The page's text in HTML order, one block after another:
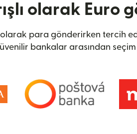
olarak Euro
para gönderirken tercih
bankalar arasından